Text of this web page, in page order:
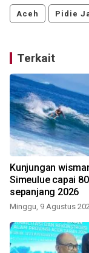
Aceh Pidie
Terkait
Kunjungan
Simeulue capai
sepanjang 2026
Minggu, 9 Agustus